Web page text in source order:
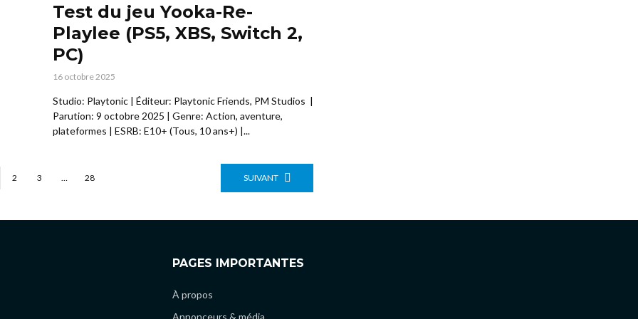
Test du jeu Yooka-Re-
Playlee (PS5, XBS, Switch 2,
PC)
16 octobre 2025
Studio: Playtonic | Éditeur: Playtonic Friends, PM Studios |
Parution: 9 octobre 2025 | Genre: Action, aventure,
plateformes | ESRB: E10+ (Tous, 10 ans+) |...
2 3 … 28 SUIVANT
PAGES IMPORTANTES
À propos
Annonceurs & média